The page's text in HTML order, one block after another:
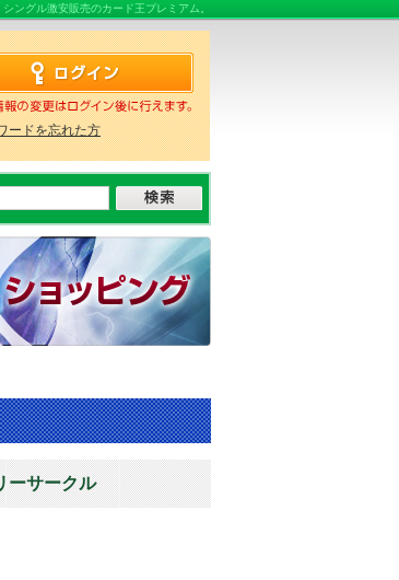
ングル激安販売のカード王プレミアム。
ードを忘れた方
ーサークル